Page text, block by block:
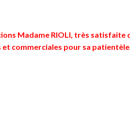
Madame RIOLI, très
et commerciales pour sa